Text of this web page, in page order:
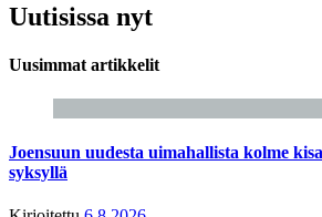
Uutisissa nyt
Uusimmat artikkelit
Joensuun uudesta uimahallista kolme
syksyllä